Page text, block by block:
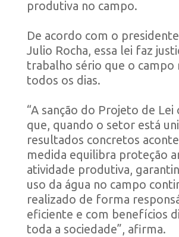
produtiva no campo.
De acordo com o presidente
Julio Rocha, essa lei faz
trabalho sério que o campo
todos os dias.
“A sanção do Projeto de
que, quando o setor está
resultados concretos
medida equilibra proteção
atividade produtiva,
uso da água no campo
realizado de forma
eficiente e com benefícios
toda a sociedade”, afirma.